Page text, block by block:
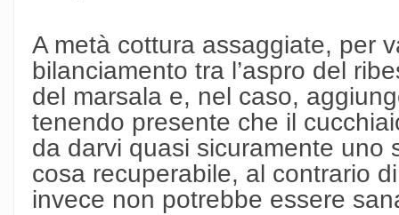
A metà cottura assaggiate, per
bilanciamento tra l’aspro del
del marsala e, nel caso,
tenendo presente che il
da darvi quasi sicuramente uno
cosa recuperabile, al contrario
invece non potrebbe essere